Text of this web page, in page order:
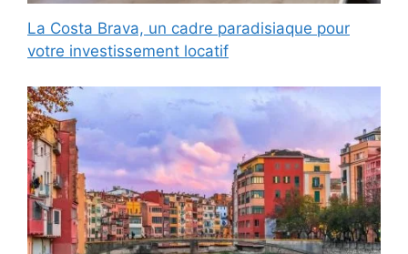
La Costa Brava, un cadre paradisiaque pour
votre investissement locatif